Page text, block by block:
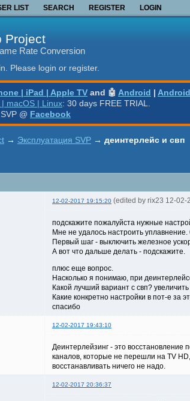
LIST SEARCH REGISTER LOGIN
Project
Rate Conversion
Please login or register.
| iPad | Apple TV and 🤖 Android |
macOS | Linux: 30 days FREE TRIAL.
@ Facebook
→ Эксплуатация SVP → деинтерлейс и свп
12-02-2017 19:15:20 (edited by rix23 12-02-
подскажите пожалуйста нужные
Мне не удалось настроить
Первый шаг - выключить железное
А вот что дальше делать - подскажите.
плюс еще вопрос.
Насколько я понимаю, при
Какой лучший вариант с свп?
Какие конкретно настройки в пот-е за
спасибо
12-02-2017 19:43:10
Деинтерлейзинг - это восстановление
каналов, которые не перешли на TV
восстанавливать ничего не надо.
12-02-2017 20:36:37